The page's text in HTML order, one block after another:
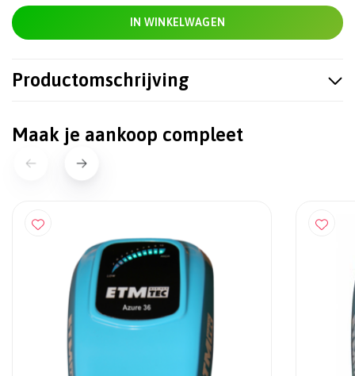
IN WINKELWAGEN
Productomschrijving
Maak je aankoop compleet